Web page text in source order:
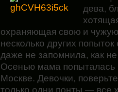
дева,
охраняющая свою и
несколько других
даже не запомнила, как
Осенью мама
Москве. Девочки,
только одни понты — все